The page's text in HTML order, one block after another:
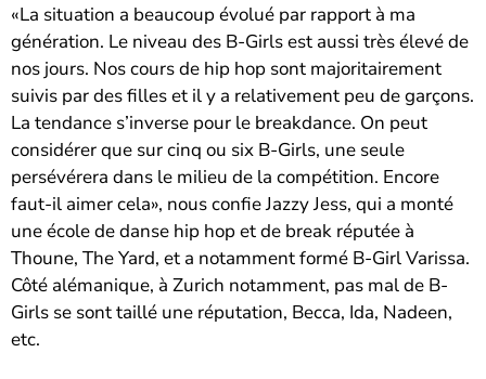
«La situation a beaucoup évolué par rapport à ma
génération. Le niveau des B-Girls est aussi très élevé de
nos jours. Nos cours de hip hop sont majoritairement
suivis par des filles et il y a relativement peu de garçons.
La tendance s’inverse pour le breakdance. On peut
considérer que sur cinq ou six B-Girls, une seule
persévérera dans le milieu de la compétition. Encore
faut-il aimer cela», nous confie Jazzy Jess, qui a monté
une école de danse hip hop et de break réputée à
Thoune, The Yard, et a notamment formé B-Girl Varissa.
Côté alémanique, à Zurich notamment, pas mal de B-
Girls se sont taillé une réputation, Becca, Ida, Nadeen,
etc.